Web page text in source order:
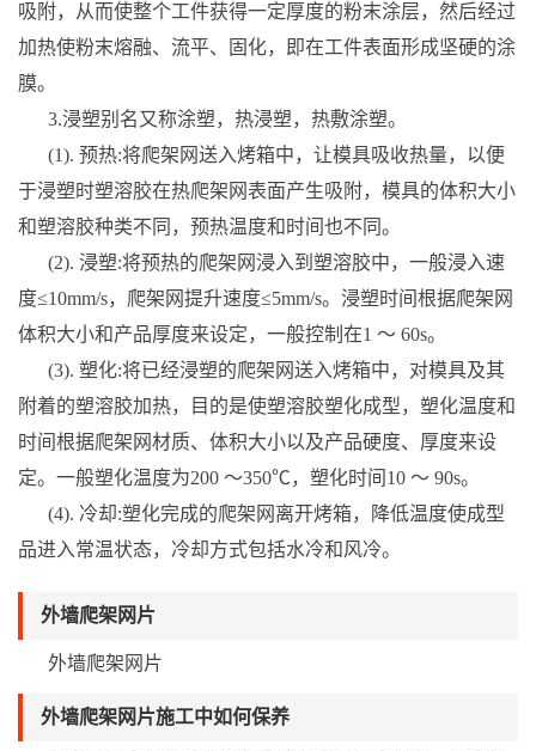
吸附，从而使整个工件获得一定厚度的粉末涂层，然后经过
加热使粉末熔融、流平、固化，即在工件表面形成坚硬的涂
膜。
3.浸塑别名又称涂塑，热浸塑，热敷涂塑。
(1). 预热:将爬架网送入烤箱中，让模具吸收热量，以便
于浸塑时塑溶胶在热爬架网表面产生吸附，模具的体积大小
和塑溶胶种类不同，预热温度和时间也不同。
(2). 浸塑:将预热的爬架网浸入到塑溶胶中，一般浸入速
度≤10mm/s，爬架网提升速度≤5mm/s。浸塑时间根据爬架网
体积大小和产品厚度来设定，一般控制在1 ～ 60s。
(3). 塑化:将已经浸塑的爬架网送入烤箱中，对模具及其
附着的塑溶胶加热，目的是使塑溶胶塑化成型，塑化温度和
时间根据爬架网材质、体积大小以及产品硬度、厚度来设
定。一般塑化温度为200 ～350℃，塑化时间10 ～ 90s。
(4). 冷却:塑化完成的爬架网离开烤箱，降低温度使成型
品进入常温状态，冷却方式包括水冷和风冷。
外墙爬架网片
外墙爬架网片
外墙爬架网片施工中如何保养